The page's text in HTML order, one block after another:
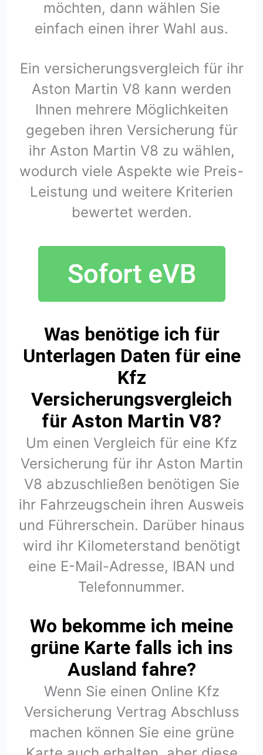
möchten, dann wählen Sie
einfach einen ihrer Wahl aus.
Ein versicherungsvergleich für ihr
Aston Martin V8 kann werden
Ihnen mehrere Möglichkeiten
gegeben ihren Versicherung für
ihr Aston Martin V8 zu wählen,
wodurch viele Aspekte wie Preis-
Leistung und weitere Kriterien
bewertet werden.
Was benötige ich für
Unterlagen Daten für eine
Kfz
Versicherungsvergleich
für Aston Martin V8?
Um einen Vergleich für eine Kfz
Versicherung für ihr Aston Martin
V8 abzuschließen benötigen Sie
ihr Fahrzeugschein ihren Ausweis
und Führerschein. Darüber hinaus
wird ihr Kilometerstand benötigt
eine E-Mail-Adresse, IBAN und
Telefonnummer.
Wo bekomme ich meine
grüne Karte falls ich ins
Ausland fahre?
Wenn Sie einen Online Kfz
Versicherung Vertrag Abschluss
machen können Sie eine grüne